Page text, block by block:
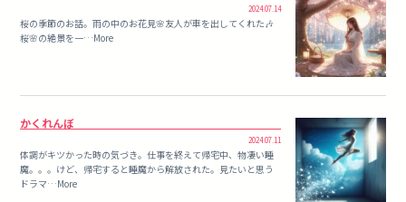
2024.07.14
桜の季節のお話。雨の中のお花見🌸友人が車を出してくれた🎶
桜🌸の絶景を一…More
かくれんぼ
2024.07.11
体調がキツかった時の気づき。仕事を終えて帰宅中、物凄い睡
魔。。。けど、帰宅すると睡魔から解放された。見たいと思う
ドラマ…More